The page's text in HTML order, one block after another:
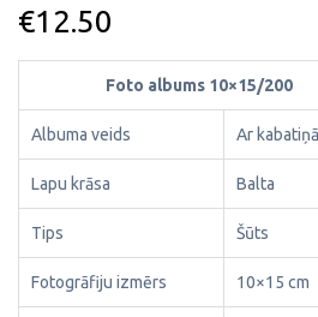
€12.50
Foto albums 10×15/200
Albuma veids Ar
Lapu krāsa Balta
Tips Šūts
Fotogrāfiju izmērs 10×15 cm